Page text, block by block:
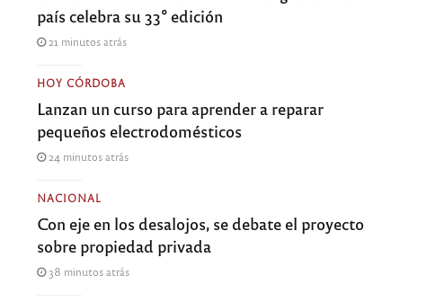
país celebra su 33° edición
21 minutos atrás
HOY CÓRDOBA
Lanzan un curso para aprender a reparar
pequeños electrodomésticos
24 minutos atrás
NACIONAL
Con eje en los desalojos, se debate el proyecto
sobre propiedad privada
38 minutos atrás